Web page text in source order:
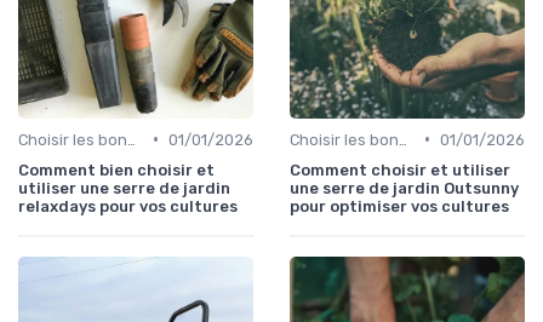
• 01/01/2026
Comment bien choisir et
utiliser une serre de jardin
relaxdays pour vos cultures
• 01/01/2026
Comment choisir et utiliser
une serre de jardin Outsunny
pour optimiser vos cultures